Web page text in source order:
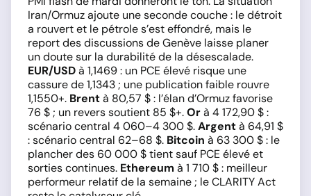
Iran/Ormuz ajoute une seconde couche : le détroit
a rouvert et le pétrole s’est effondré, mais le
report des discussions de Genève laisse planer
un doute sur la durabilité de la désescalade.
EUR/USDà 1,1469 : un PCE élevé risque une
cassure de 1,1343 ; une publication faible rouvre
1,1550+. Brentà 80,57 $ : l’élan d’Ormuz favorise
76 $ ; un revers soutient 85 $+.Orà 4 172,90 $ :
scénario central 4 060–4 300 $.Argentà 64,91 $
: scénario central 62–68 $. Bitcoin à 63 300 $ : le
plancher des 60 000 $ tient sauf PCE élevé et
sorties continues. Ethereumà 1 710 $ : meilleur
performeur relatif de la semaine ; le CLARITY Act